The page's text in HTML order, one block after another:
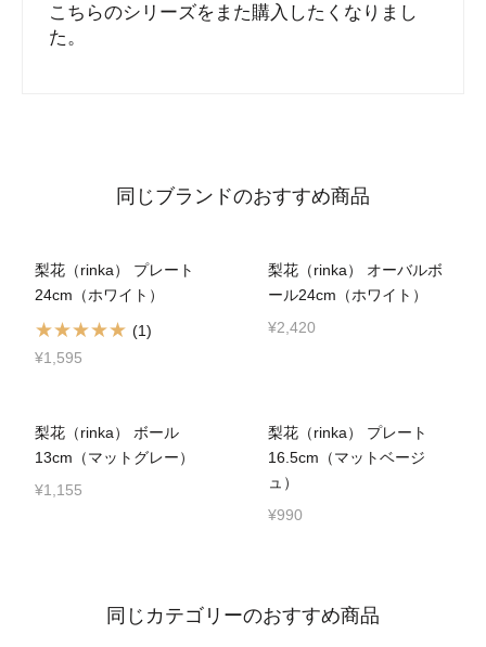
こちらのシリーズをまた購入したくなりまし
た。
同じブランドのおすすめ商品
梨花（rinka） プレート
24cm（ホワイト）
(1)
¥1,595
梨花（rinka） オーバルボ
ール24cm（ホワイト）
¥2,420
梨花（rinka） ボール
13cm（マットグレー）
¥1,155
梨花（rinka） プレート
16.5cm（マットベージ
ュ）
¥990
同じカテゴリーのおすすめ商品